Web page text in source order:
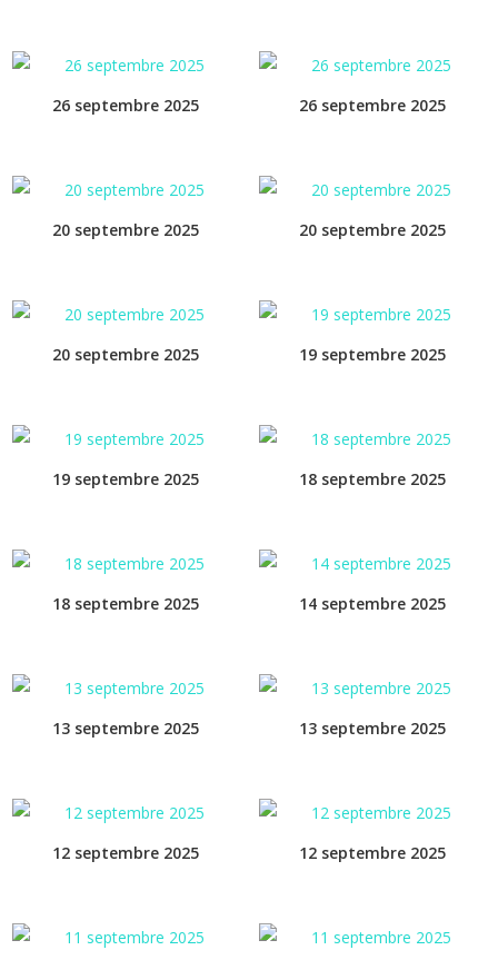
26 septembre 2025 26 septembre 2025
20 septembre 2025 20 septembre 2025
20 septembre 2025 19 septembre 2025
19 septembre 2025 18 septembre 2025
18 septembre 2025 14 septembre 2025
13 septembre 2025 13 septembre 2025
12 septembre 2025 12 septembre 2025